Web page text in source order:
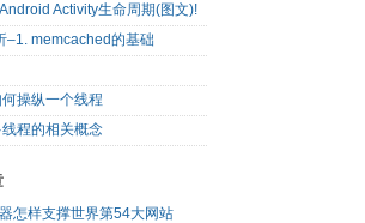
Activity生命周期(图文)!
–1. memcached的基础
操纵一个线程
程的相关概念
怎样支撑世界第54大网站